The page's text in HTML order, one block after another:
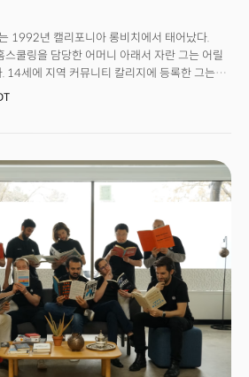
1992년 캘리포니아 롱비치에서 태어났다.
쿨링을 담당한 어머니 아래서 자란 그는 어릴
14세에 지역 커뮤니티 칼리지에 등록한 그는
서 50개가 넘는 VR 헤드셋 프로토타입을
다. 무겁고 비싸며 멀미를 유발하는 헤드셋들은
럭키의 오큘러스는 달랐다. 밸브의 개발 수장
에서 이렇게 말했다. "이 문제들을 해결할
." 2014년 3월, 마크 저커버그는 이 신생 기업을
21세에 약 7억달러의 재산을 손에 쥐었다.